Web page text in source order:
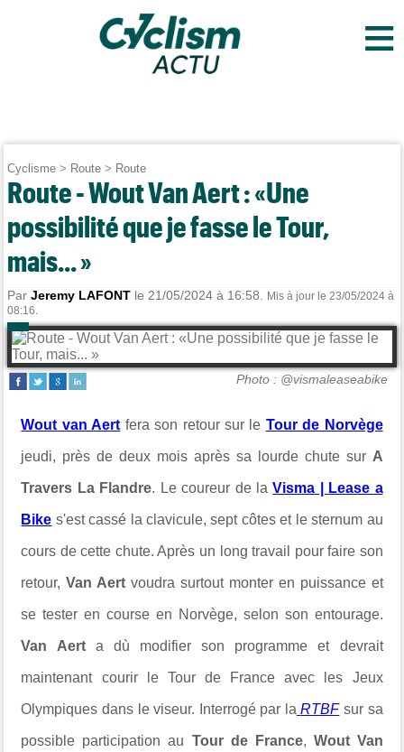
≡
Cyclisme > Route > Route
Route - Wout Van Aert : «Une
possibilité que je fasse le Tour,
mais... »
ParJeremy LAFONT le 21/05/2024 à 16:58.
Mis à jour le 23/05/2024 à
08:16.
Photo : @vismaleaseabike
Wout van Aert fera son retour sur le Tour de Norvège
jeudi, près de deux mois après sa lourde chute sur A
Travers La Flandre. Le coureur de la Visma | Lease a
Bike s'est cassé la clavicule, sept côtes et le sternum au
cours de cette chute. Après un long travail pour faire son
retour,Van Aertvoudra surtout monter en puissance et
se tester en course en Norvège, selon son entourage.
Van Aerta dù modifier son programme et devrait
maintenant courir le Tour de France avec les Jeux
Olympiques dans le viseur. Interrogé par la RTBFsur sa
possible participation au Tour de France, Wout Van